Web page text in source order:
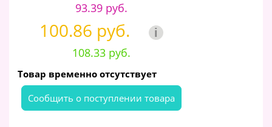
93.39 руб.
100.86 руб. i
108.33 руб.
Товар временно отсутствует
Cообщить о поступлении товара